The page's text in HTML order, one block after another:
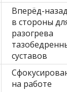
Вперёд-
в стороны
разогрева
суставов
на работе